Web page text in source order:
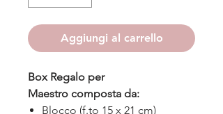
Aggiungi al carrello
Box Regalo per
Maestro composta da:
Blocco (f.to 15 x 21 cm)